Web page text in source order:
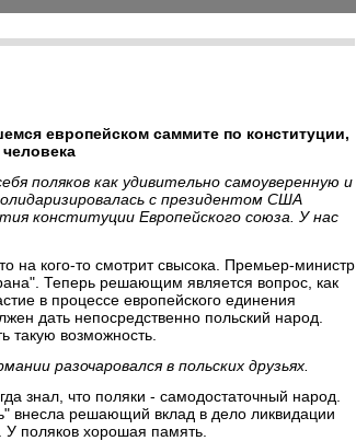
европейском саммите по конституции,
поляков как удивительно самоуверенную и
с президентом США
конституции Европейского союза. У нас
на кого-то смотрит свысока. Премьер-министр
Теперь решающим является вопрос, как
в процессе европейского единения
дать непосредственно польский народ.
такую возможность.
разочаровался в польских друзьях.
знал, что поляки - самодостаточный народ.
внесла решающий вклад в дело ликвидации
поляков хорошая память.